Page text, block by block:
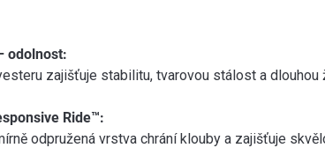
odolnost:
zajišťuje stabilitu, tvarovou stálost a dlouhou
Ride™:
odpružená vrstva chrání klouby a zajišťuje